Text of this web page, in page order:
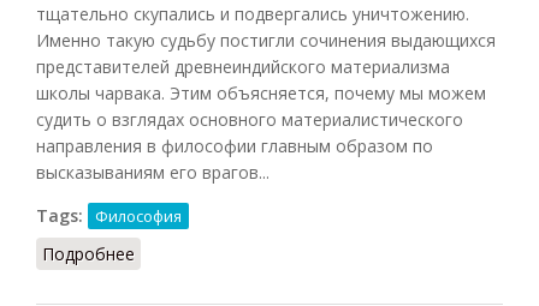
тщательно скупались и подвергались уничтожению.
Именно такую судьбу постигли сочинения выдающихся
представителей древнеиндийского материализма
школы чарвака. Этим объясняется, почему мы можем
судить о взглядах основного материалистического
направления в философии главным образом по
высказываниям его врагов...
Tags:
Философия
Подробнее